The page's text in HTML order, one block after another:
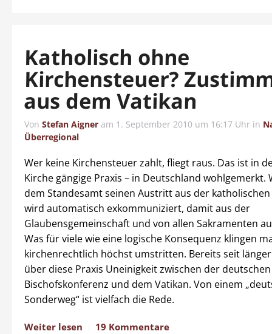
Katholisch ohne
Kirchensteuer?
aus dem Vatikan
Von Stefan Aigner am 1. September 2010 um 16:17 Uhr in
Überregional
Wer keine Kirchensteuer zahlt, fliegt raus. Das ist in
Kirche gängige Praxis – in Deutschland wohlgemerkt.
dem Standesamt seinen Austritt aus der
wird automatisch exkommuniziert, damit aus der
Glaubensgemeinschaft und von allen Sakramenten
Was für viele wie eine logische Konsequenz klingen
kirchenrechtlich höchst umstritten. Bereits seit
über diese Praxis Uneinigkeit zwischen der deutschen
Bischofskonferenz und dem Vatikan. Von einem
Sonderweg“ ist vielfach die Rede.
Weiter lesen 19 Kommentare